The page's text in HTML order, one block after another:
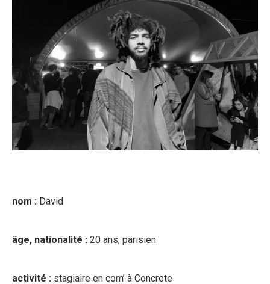
nom : David
âge, nationalité : 20 ans, parisien
activité : stagiaire en com’ à Concrete